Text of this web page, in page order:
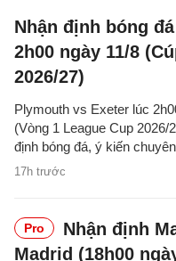
Nhận định bóng
2h00 ngày 11/8
2026/27)
17h trước
Plymouth vs Exeter lúc
(Vòng 1 League Cup 2026/
định bóng đá, ý kiến
đoán kết quả, phân tích trận
Pro
Nhận định
Madrid (18h00